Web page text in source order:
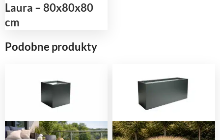
Laura – 80x80x80
cm
Podobne produkty